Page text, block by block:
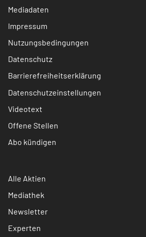
Mediadaten
Impressum
Nutzungsbedingungen
Datenschutz
Barrierefreiheitserklärung
Datenschutzeinstellungen
Videotext
Offene Stellen
Abo kündigen
Alle Aktien
Mediathek
Newsletter
Experten